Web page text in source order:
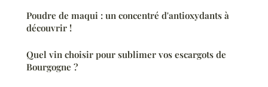
Poudre de maqui : un concentré d'antioxydants à
découvrir !
Quel vin choisir pour sublimer vos escargots de
Bourgogne ?